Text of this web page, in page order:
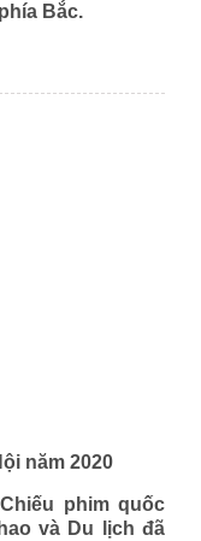
Bắc.
năm 2020
phim quốc
và Du lịch đã